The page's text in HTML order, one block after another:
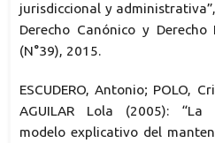
jurisdiccional y
Derecho Canónico y Derecho
(N°39), 2015.
ESCUDERO, Antonio; POLO,
AGUILAR Lola (2005): “La
modelo explicativo del